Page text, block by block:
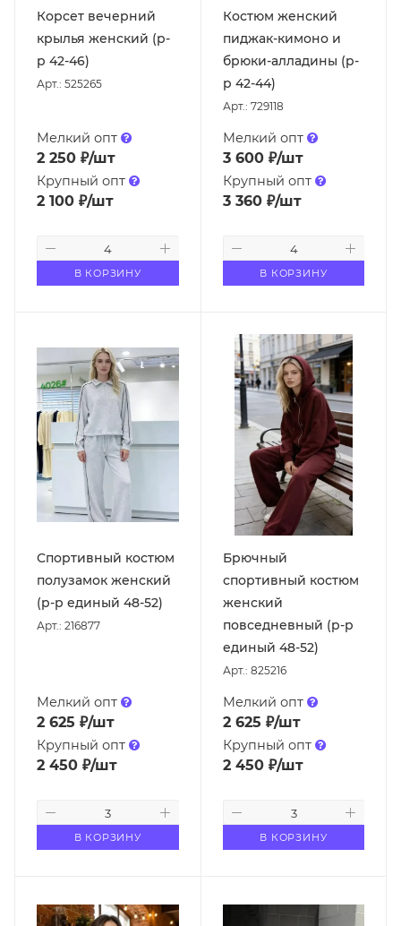
Корсет вечерний
крылья женский (р-
р 42-46)
Арт.: 525265
Мелкий опт
2 250 ₽/шт
Крупный опт
2 100 ₽/шт
В КОРЗИНУ
Костюм женский
пиджак-кимоно и
брюки-алладины (р-
р 42-44)
Арт.: 729118
Мелкий опт
3 600₽/шт
Крупный опт
3 360₽/шт
В КОРЗИНУ
Спортивный костюм
полузамок женский
(р-р единый 48-52)
Арт.: 216877
Мелкий опт
2 625 ₽/шт
Крупный опт
2 450 ₽/шт
В КОРЗИНУ
Брючный
спортивный костюм
женский
повседневный (р-р
единый 48-52)
Арт.: 825216
Мелкий опт
2 625 ₽/шт
Крупный опт
2 450₽/шт
В КОРЗИНУ